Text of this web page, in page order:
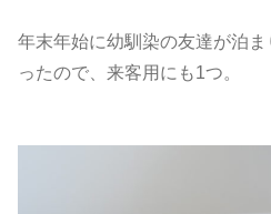
年末年始に幼馴染の友達が泊
ったので、来客用にも1つ。